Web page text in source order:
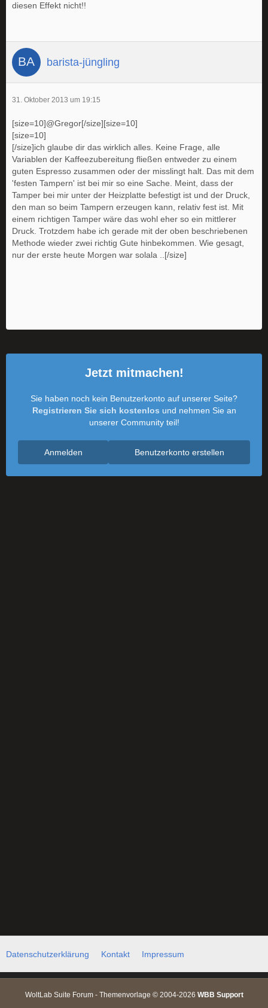
diesen Effekt nicht!!
barista-jüngling
31. Oktober 2013 um 19:15
[size=10]@Gregor[/size][size=10]
[size=10]
[/size]ich glaube dir das wirklich alles. Keine Frage, alle
Variablen der Kaffeezubereitung fließen entweder zu einem
guten Espresso zusammen oder der misslingt halt. Das mit dem
'festen Tampern' ist bei mir so eine Sache. Meint, dass der
Tamper bei mir unter der Heizplatte befestigt ist und der Druck,
den man so beim Tampern erzeugen kann, relativ fest ist. Mit
einem richtigen Tamper wäre das wohl eher so ein mittlerer
Druck. Trotzdem habe ich gerade mit der oben beschriebenen
Methode wieder zwei richtig Gute hinbekommen. Wie gesagt,
nur der erste heute Morgen war solala ..[/size]
Jetzt mitmachen!
Sie haben noch kein Benutzerkonto auf unserer Seite?
Registrieren Sie sich kostenlos und nehmen Sie an
unserer Community teil!
Benutzerkonto erstellen
Anmelden
Datenschutzerklärung Kontakt Impressum
WoltLab Suite Forum - Themenvorlage © 2004-2026 WBB Support